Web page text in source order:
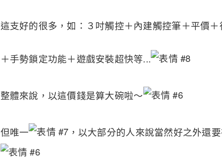
這支好的很多，如：３吋觸控＋內建觸控筆＋平價
＋手勢鎖定功能＋遊戲安裝超快等...
整體來說，以這價錢是算大碗啦～
但唯一 ，以大部分的人來說當然好之外還